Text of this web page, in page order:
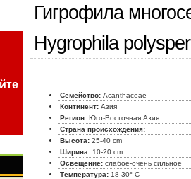
Гигрофила
Hygrophila
Семейство: Acanthaceae
Континент: Азия
Регион: Юго-Восточная Азия
Страна происхождения:
Высота: 25-40 cm
Ширина: 10-20 cm
Освещение: слабое-очень сильное
Температура: 18-30° C